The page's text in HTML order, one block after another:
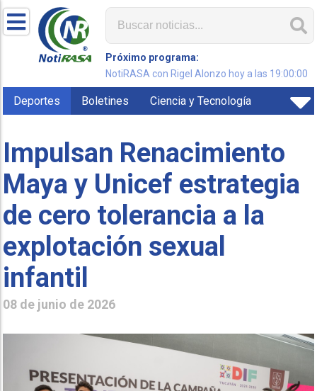
Próximo programa:
NotiRASA con Rigel Alonzo hoy a las 19:00:00
Deportes Boletines Ciencia y Tecnología
Impulsan Renacimiento
Maya y Unicef estrategia
de cero tolerancia a la
explotación sexual
infantil
08 de junio de 2026